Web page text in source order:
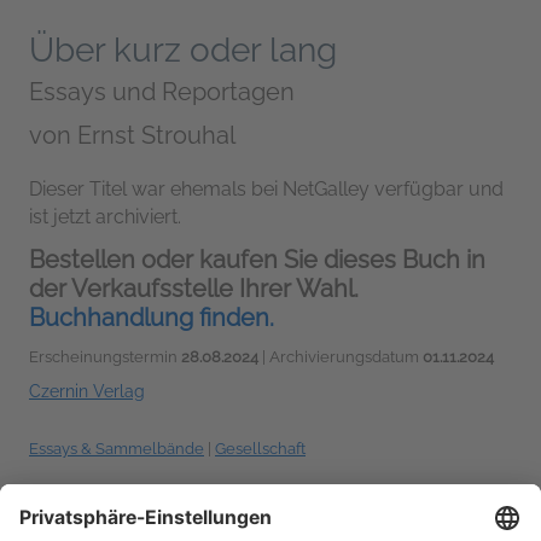
Über kurz oder lang
Essays und Reportagen
von Ernst Strouhal
Dieser Titel war ehemals bei NetGalley verfügbar und
ist jetzt archiviert.
Bestellen oder kaufen Sie dieses Buch in
der Verkaufsstelle Ihrer Wahl.
Buchhandlung finden.
Erscheinungstermin 28.08.2024 | Archivierungsdatum 01.11.2024
Czernin Verlag
Essays & Sammelbände Gesellschaft
Sprechen Sie über dieses Buch? Dann nutzen Sie dabei